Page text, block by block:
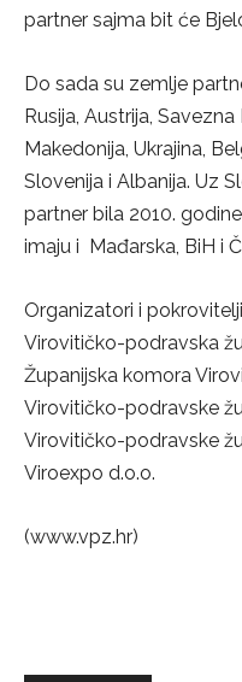
partner sajma bit će
Do sada su zemlje
Rusija, Austrija,
Makedonija, Ukrajina,
Slovenija i Albanija. Uz
partner bila 2010.
imaju i Mađarska, BiH i
Organizatori i
Virovitičko-podravska
Županijska komora
Virovitičko-podravske
Virovitičko-podravske
Viroexpo d.o.o.
(www.vpz.hr)